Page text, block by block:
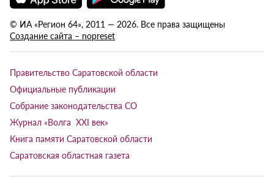
© ИА «Регион 64», 2011 — 2026. Все права защищены
Создание сайта – nopreset
Правительство Саратовской области
Официальные публикации
Собрание законодательства СО
Журнал «Волга XXI век»
Книга памяти Саратовской области
Саратовская областная газета